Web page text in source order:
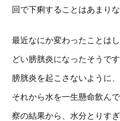
回で下痢することはあまり
最近なにか変わったことは
どい膀胱炎になったそうで
膀胱炎を起こさないように
それから水を一生懸命飲ん
察の結果から、水分とりす